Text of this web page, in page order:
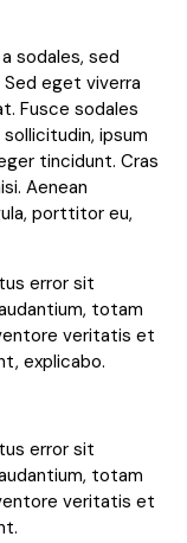
sodales, sed
eget viverra
Fusce sodales
ipsum
tincidunt. Cras
Aenean
porttitor eu,
error sit
totam
veritatis et
explicabo.
error sit
totam
veritatis et